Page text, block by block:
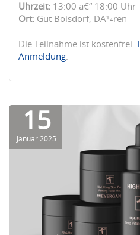
Uhrzeit: 13:00 â€“ 18:00 Uhr
Ort: Gut Boisdorf, DÃ¼ren
Die Teilnahme ist kostenfrei.
Anmeldung.
15
Januar 2025